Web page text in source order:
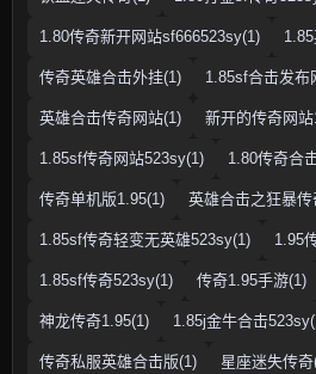
1.80传奇新开网站sf666523sy(1)
传奇英雄合击外挂(1) 1.85sf合击发布
英雄合击传奇网站(1) 新开的传奇网
1.85sf传奇网站523sy(1) 1.80传奇合
传奇单机版1.95(1) 英雄合击之狂暴传
1.85sf传奇轻变无英雄523sy(1) 1.95
1.85sf传奇523sy(1) 传奇1.95手游(1)
神龙传奇1.95(1) 1.85j金牛合击
传奇私服英雄合击版(1) 星座迷失传奇